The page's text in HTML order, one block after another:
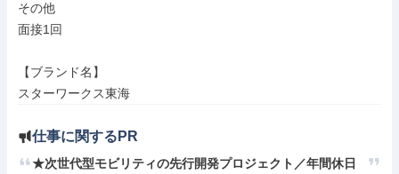
その他
面接1回
【ブランド名】
スターワークス東海
仕事に関するPR
★次世代型モビリティの先行開発プロジェクト／年間休日